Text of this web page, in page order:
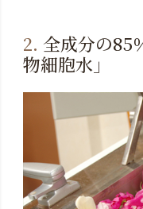
2. 全成分の85
物細胞水」